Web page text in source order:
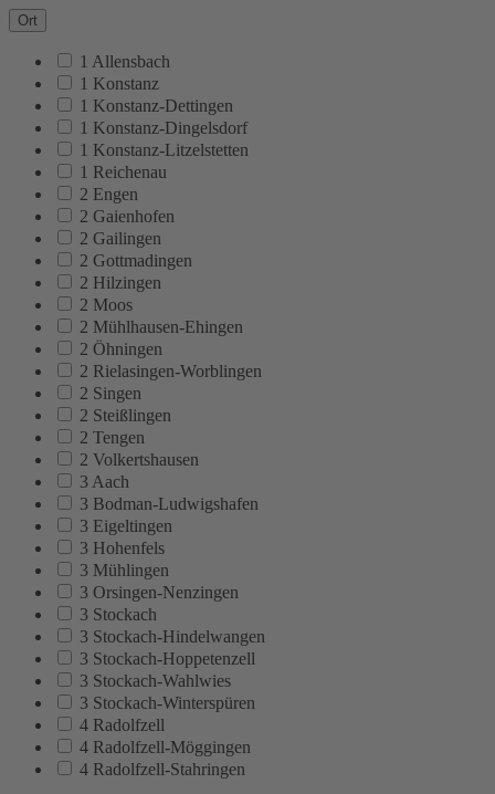
Ort
1 Allensbach
1 Konstanz
1 Konstanz-Dettingen
1 Konstanz-Dingelsdorf
1 Konstanz-Litzelstetten
1 Reichenau
2 Engen
2 Gaienhofen
2 Gailingen
2 Gottmadingen
2 Hilzingen
2 Moos
2 Mühlhausen-Ehingen
2 Öhningen
2 Rielasingen-Worblingen
2 Singen
2 Steißlingen
2 Tengen
2 Volkertshausen
3 Aach
3 Bodman-Ludwigshafen
3 Eigeltingen
3 Hohenfels
3 Mühlingen
3 Orsingen-Nenzingen
3 Stockach
3 Stockach-Hindelwangen
3 Stockach-Hoppetenzell
3 Stockach-Wahlwies
3 Stockach-Winterspüren
4 Radolfzell
4 Radolfzell-Möggingen
4 Radolfzell-Stahringen